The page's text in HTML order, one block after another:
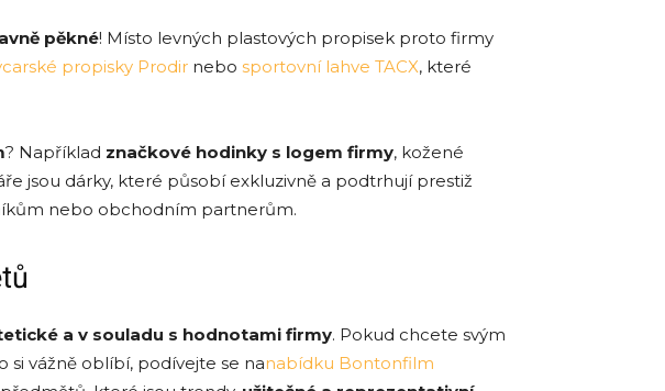
pěkné! Místo levných plastových propisek proto firmy
propisky Prodir nebo sportovní lahve TACX, které
? Například značkové hodinky s logem firmy, kožené
jsou dárky, které působí exkluzivně a podtrhují prestiž
nebo obchodním partnerům.
é a v souladu s hodnotami firmy. Pokud chcete svým
vážně oblíbí, podívejte se nanabídku Bontonfilm